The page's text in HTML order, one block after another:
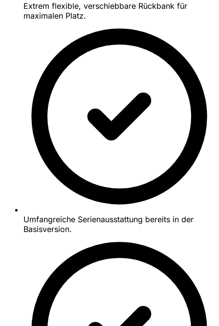
Extrem flexible, verschiebbare Rückbank für
maximalen Platz.
Umfangreiche Serienausstattung bereits in der
Basisversion.